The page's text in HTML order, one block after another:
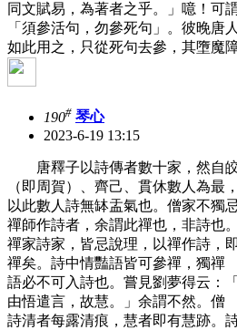
同文賦易，為著者之乎。」噫！可
「須參活句，勿參死句」。彼晚唐人
如此用之，只從死句去參，其墮魔
190# 琴心
2023-6-19 13:15
唐釋子以詩傳者數十家，然自皎
（即周賀）、齊己、貫休數人為最，
以此數人詩無缽盂氣也。僧家不獨
禪師作詩者，余謂此禪也，非詩也。
禪家詩家，皆忌說理，以禪作詩，
禪矣。詩中情豔語皆可參禪，獨禪
語必不可入詩也。嘗見劉夢得云：
由悟遣言，故慧。」余謂不然。僧
詩清者每露清痕，慧者即有慧跡。